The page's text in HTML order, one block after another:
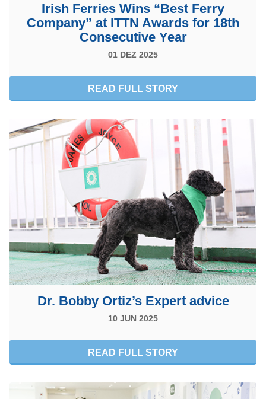
Irish Ferries Wins “Best Ferry
Company” at ITTN Awards for 18th
Consecutive Year
READ FULL STORY
01 DEZ 2025
Dr. Bobby Ortiz’s Expert advice
READ FULL STORY
10 JUN 2025